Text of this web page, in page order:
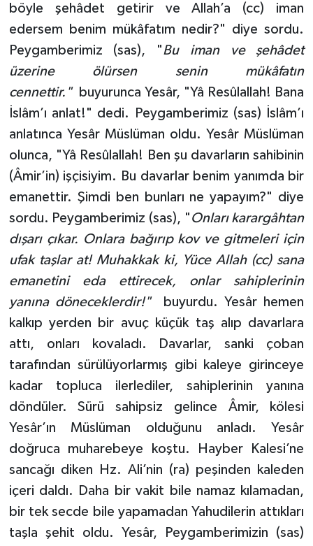
böyle şehâdet getirir ve Allah’a (cc) iman
edersem benim mükâfatım nedir?" diye sordu.
Peygamberimiz (sas), "Bu iman ve şehâdet
üzerine ölürsen senin mükâfatın
cennettir." buyurunca Yesâr, "Yâ Resûlallah! Bana
İslâm’ı anlat!" dedi. Peygamberimiz (sas) İslâm’ı
anlatınca Yesâr Müslüman oldu. Yesâr Müslüman
olunca, "Yâ Resûlallah! Ben şu davarların sahibinin
(Âmir’in) işçisiyim. Bu davarlar benim yanımda bir
emanettir. Şimdi ben bunları ne yapayım?" diye
sordu. Peygamberimiz (sas), " Onları karargâhtan
dışarı çıkar. Onlara bağırıp kov ve gitmeleri için
ufak taşlar at! Muhakkak ki, Yüce Allah (cc) sana
emanetini eda ettirecek, onlar sahiplerinin
yanına döneceklerdir!"
buyurdu. Yesâr hemen
kalkıp yerden bir avuç küçük taş alıp davarlara
attı, onları kovaladı. Davarlar, sanki çoban
tarafından sürülüyorlarmış gibi kaleye girinceye
kadar topluca ilerlediler, sahiplerinin yanına
döndüler. Sürü sahipsiz gelince Âmir, kölesi
Yesâr’ın Müslüman olduğunu anladı. Yesâr
doğruca muharebeye koştu. Hayber Kalesi’ne
sancağı diken Hz. Ali’nin (ra) peşinden kaleden
içeri daldı. Daha bir vakit bile namaz kılamadan,
bir tek secde bile yapamadan Yahudilerin attıkları
taşla şehit oldu. Yesâr, Peygamberimizin (sas)
Malatya Müftülüğü
Manisa Müftülüğü
Mardin Müftülüğü
Muğla Müftülüğü
Muş Müftülüğü
Nevşehir Müftülüğü
Niğde Müftülüğü
Ordu Müftülüğü
Osmaniye Müftülüğü
Rize Müftülüğü
Sakarya Müftülüğü
Samsun Müftülüğü
Sinop Müftülüğü